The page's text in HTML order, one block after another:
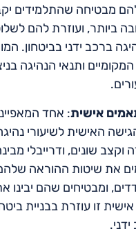
מבטיחה שהתלמידים
ביותר, ועוזרת להם
ברכב ידני בביטחון.
ותנאי הנהיגה
אישית: אחד
האישית לשיעורי
וקצב שונים, ודרייבלי
את שיטות ההוראה
ומבטיחים שהם יבינו
זו עוזרת בבניית